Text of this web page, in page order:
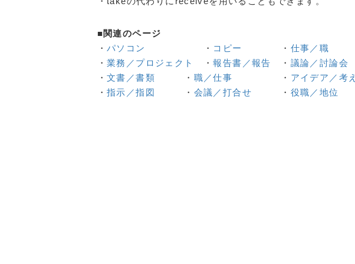
■関連のページ
・ パソコン ・ コピー ・ 仕事／職
・ 業務／プロジェクト ・報告書／報告 ・ 議論／討論会
・ 文書／書類 ・ 職／仕事 ・ アイデア／考え
・ 指示／指図 ・ 会議／打合せ ・ 役職／地位